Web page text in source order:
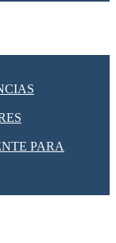
PARA